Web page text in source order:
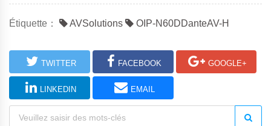
Précédent
Étiquette： AVSolutions OIP-N60DDanteAV-H
TWITTER FACEBOOK GOOGLE+
LINKEDIN EMAIL